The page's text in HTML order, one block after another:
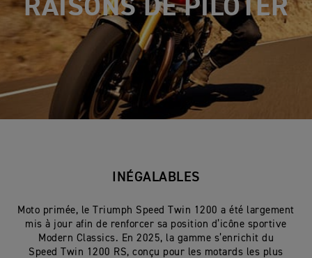
INÉGALABLES
Moto primée, le Triumph Speed Twin 1200 a été largement
mis à jour afin de renforcer sa position d’icône sportive
Modern Classics. En 2025, la gamme s’enrichit du
Speed Twin 1200 RS, conçu pour les motards les plus